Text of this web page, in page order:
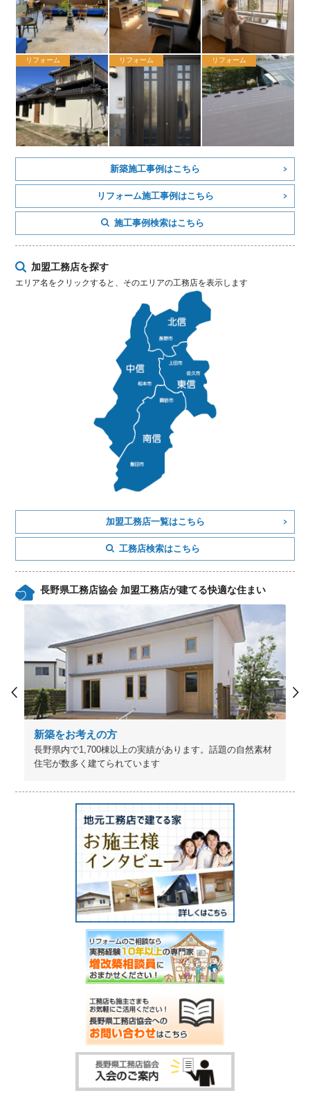
リフォーム リフォーム リフォーム
新築施工事例はこちら
リフォーム施工事例はこちら
施工事例検索はこちら
加盟工務店を探す
エリア名をクリックすると、そのエリアの工務店を表示します
加盟工務店一覧はこちら
工務店検索はこちら
長野県工務店協会 加盟工務店が建てる快適な住まい
新築をお考えの方
長野県内で1,700棟以上の実績があります。話題の自然素材
住宅が数多く建てられています